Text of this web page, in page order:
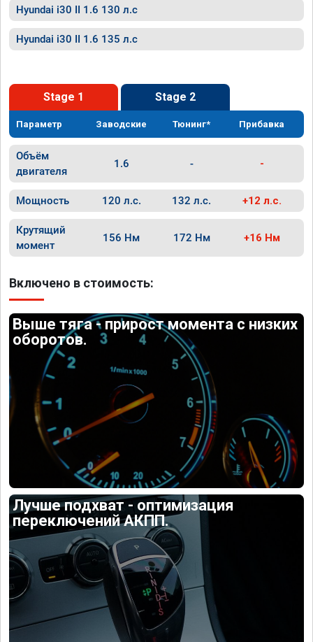
Hyundai i30 II 1.6 130 л.с
Hyundai i30 II 1.6 135 л.с
Stage 1 Stage 2
Параметр Заводские Тюнинг* Прибавка
Объём
двигателя
1.6 - -
Мощность 120 л.с. 132 л.с. +12 л.с.
Крутящий
момент
156 Нм 172 Нм +16 Нм
Включено в стоимость:
Выше тяга - прирост момента с низких
оборотов.
Лучше подхват - оптимизация
переключений АКПП.